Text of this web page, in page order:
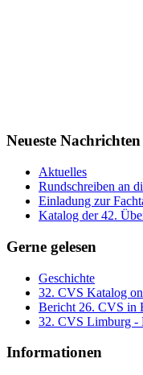
Neueste Nachrichten
Aktuelles
Rundschreiben an
Einladung zur
Katalog der 42.
Gerne gelesen
Geschichte
32. CVS Katalog
Bericht 26. CVS in
32. CVS Limburg -
Informationen